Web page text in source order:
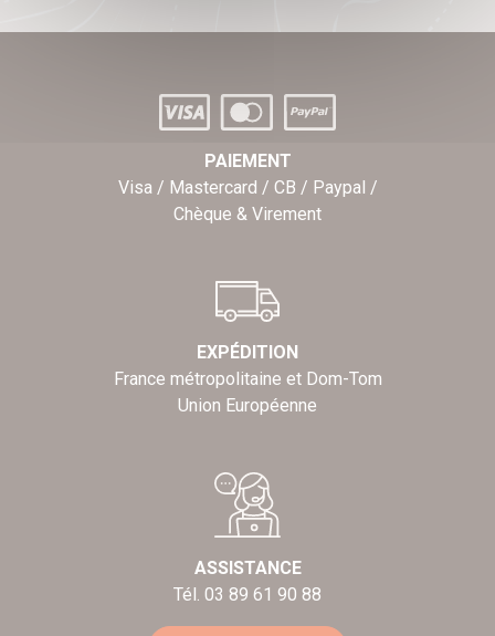
PAIEMENT
Visa / Mastercard / CB / Paypal /
Chèque & Virement
EXPÉDITION
France métropolitaine et Dom-Tom
Union Européenne
ASSISTANCE
Tél. 03 89 61 90 88